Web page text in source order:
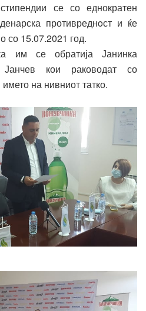
се со еднократен
противреднoст и ќе
со 15.07.2021 год.
им се обратија Јанинка
кои раководат со
на нивниот татко.